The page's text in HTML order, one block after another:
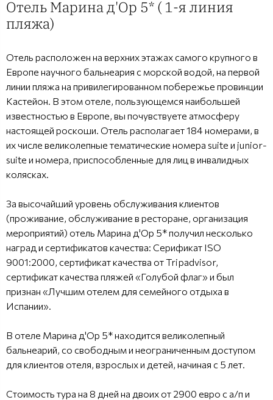
Отель Марина д'Ор 5* ( 1-я линия
пляжа)
Отель расположен на верхних этажах самого крупного в
Европе научного бальнеария с морской водой, на первой
линии пляжа на привилегированном побережье провинции
Кастейон. В этом отеле, пользующемся наибольшей
известностью в Европе, вы почувствуете атмосферу
настоящей роскоши. Отель располагает 184 номерами, в
их числе великолепные тематические номера suite и junior-
suite и номера, приспособленные для лиц в инвалидных
колясках.
За высочайший уровень обслуживания клиентов
(проживание, обслуживание в ресторане, организация
мероприятий) отель Марина д'Ор 5* получил несколько
наград и сертификатов качества: Серификат ISO
9001:2000, сертификат качества от Tripadvisor,
сертификат качества пляжей «Голубой флаг» и был
признан «Лучшим отелем для семейного отдыха в
Испании».
В отеле Марина д'Ор 5* находится великолепный
бальнеарий, со свободным и неограниченным доступом
для клиентов отеля, взрослых и детей, начиная с 5 лет.
Стоимость тура на 8 дней на двоих от 2900 евро с а/п и